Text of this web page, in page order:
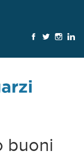
buoni